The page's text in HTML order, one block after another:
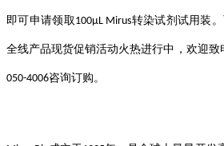
即可申请领取100μL Mirus转染试剂试用装
全线产品现货促销活动火热进行中，欢迎
050-4006咨询订购。